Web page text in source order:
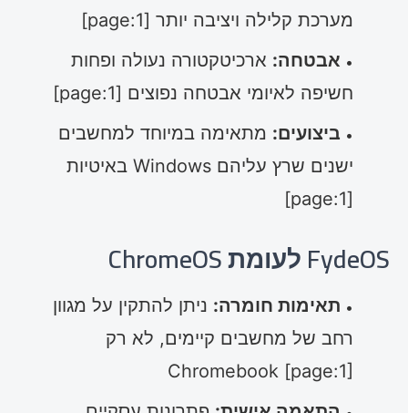
מערכת קלילה ויציבה יותר [page:1]
אבטחה: ארכיטקטורה נעולה ופחות
חשיפה לאיומי אבטחה נפוצים [page:1]
ביצועים: מתאימה במיוחד למחשבים
ישנים שרץ עליהם Windows באיטיות
[page:1]
FydeOS לעומת ChromeOS
תאימות חומרה: ניתן להתקין על מגוון
רחב של מחשבים קיימים, לא רק
Chromebook [page:1]